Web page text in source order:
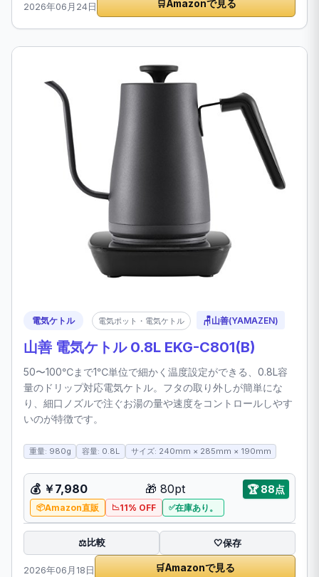
2026年06月24日 🛒Amazonで見る
電気ケトル 電気ポット・電気ケトル 🪑山善(YAMAZEN)
山善 電気ケトル 0.8L EKG-C801(B)
50〜100℃まで1℃単位で細かく温度設定ができる、0.8L容
量のドリップ対応電気ケトル。フタの取り外しが簡単にな
り、細口ノズルで注ぐお湯の量や速度をコントロールしやす
いのが特徴です。
重量: 980g 容量: 0.8L サイズ: 240mm × 285mm × 190mm
💰 ￥7,980 🎁 80pt 🏆88点
Amazon直販 11% OFF 在庫あり。
⚖️比較 🤍保存
2026年06月18日 🛒Amazonで見る